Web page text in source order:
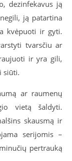
dezinfekavus ją
ją patartina
kvėpuoti ir gyti.
tvarsčiu ar
ir yra gili,
siūti.
ar raumenų
vietą šaldyti.
skausmą ir
serijomis –
pertrauką